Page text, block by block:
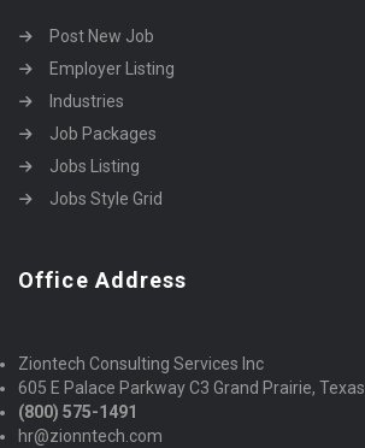
Post New Job
Employer Listing
Industries
Job Packages
Jobs Listing
Jobs Style Grid
Office Address
Ziontech Consulting Services Inc
605 E Palace Parkway C3 Grand Prairie,
(800) 575-1491
hr@zionntech.com